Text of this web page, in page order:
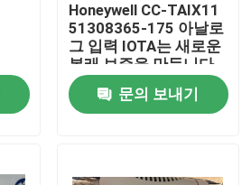
Honeywell CC-TAIX11
51308365-175 아날로
그 입력 IOTA는 새로운
본래 보증을 만듭니다
문의 보내기